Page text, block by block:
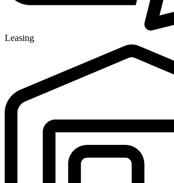
Leasing